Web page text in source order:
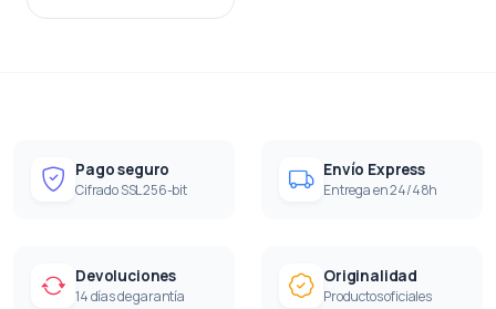
Pago seguro
Cifrado SSL 256-bit
Envío Express
Entrega en 24/48h
Devoluciones
14 días de garantía
Originalidad
Productos oficiales